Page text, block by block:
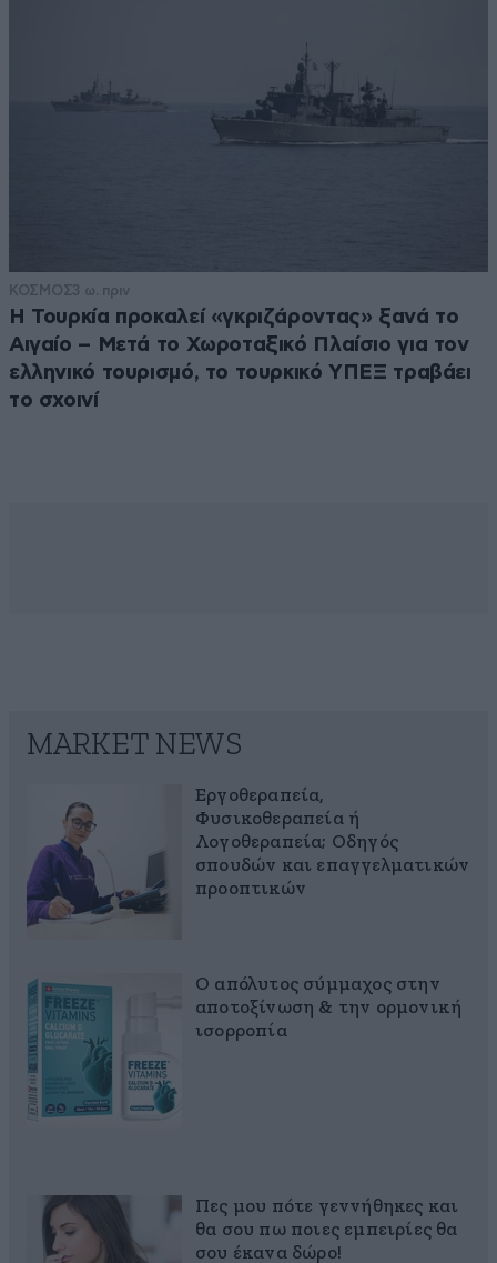
ΚΟΣΜΟΣ3 ω. πριν
Η Τουρκία προκαλεί «γκριζάροντας» ξανά το
Αιγαίο – Μετά το Χωροταξικό Πλαίσιο για τον
ελληνικό τουρισμό, το τουρκικό ΥΠΕΞ τραβάει
το σχοινί
MARKET NEWS
Εργοθεραπεία,
Φυσικοθεραπεία ή
Λογοθεραπεία; Οδηγός
σπουδών και επαγγελματικών
προοπτικών
Ο απόλυτος σύμμαχος στην
αποτοξίνωση & την ορμονική
ισορροπία
Πες μου πότε γεννήθηκες και
θα σου πω ποιες εμπειρίες θα
σου έκανα δώρο!